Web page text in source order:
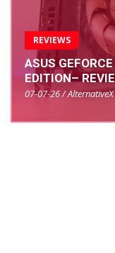
REVIEWS
ASUS
EDITION–
07-07-26 / AlternativeX